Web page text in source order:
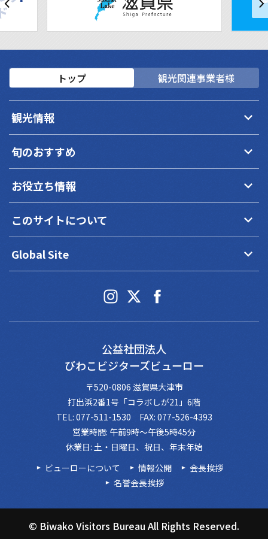
トップ 観光関連事業者様
観光情報 keyboard_arrow_down
旬のおすすめ keyboard_arrow_down
お役立ち情報 keyboard_arrow_down
このサイトについて keyboard_arrow_down
Global Site keyboard_arrow_down
公益社団法人
びわこビジターズビューロー
〒520-0806 滋賀県大津市
打出浜2番1号「コラボしが21」6階
TEL: 077-511-1530 FAX: 077-526-4393
営業時間: 午前9時～午後5時45分
休業日: 土・日曜日、祝日、年末年始
ビューローについて
情報公開
会長挨拶
名誉会長挨拶
© Biwako Visitors Bureau All Rights Reserved.